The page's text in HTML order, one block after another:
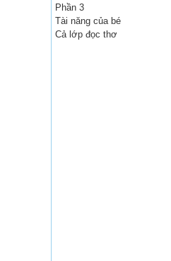
Phần 3
Tài năng của bé
Cả lớp đọc thơ